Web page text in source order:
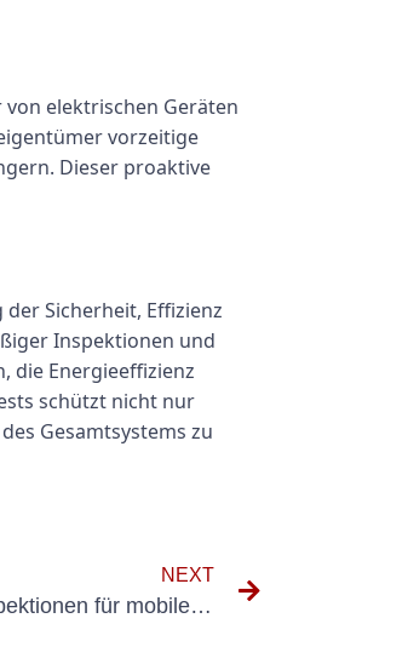
elektrischen Geräten
vorzeitige
Dieser proaktive
Sicherheit, Effizienz
Inspektionen und
die Energieeffizienz
schützt nicht nur
Gesamtsystems zu
NEXT
Die Bedeutung der Wiederholung von Inspektionen für mobile Geräte